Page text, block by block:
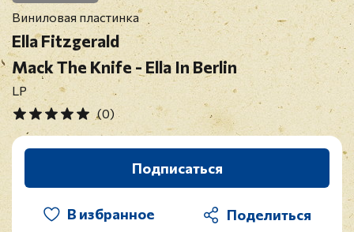
Виниловая пластинка
Ella Fitzgerald
Mack The Knife - Ella In Berlin
LP
(0)
Подписаться
В избранное